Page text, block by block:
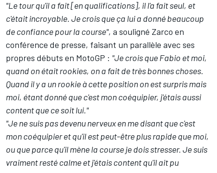
"Le tour qu'il a fait [en qualifications], il l'a fait seul, et
c'était incroyable. Je crois que ça lui a donné beaucoup
de confiance pour la course", a souligné Zarco en
conférence de presse, faisant un parallèle avec ses
propres débuts en MotoGP : "Je crois que Fabio et moi,
quand on était rookies, on a fait de très bonnes choses.
Quand il y a un rookie à cette position on est surpris mais
moi, étant donné que c'est mon coéquipier, j'étais aussi
content que ce soit lui."
"Je ne suis pas devenu nerveux en me disant que c'est
mon coéquipier et qu'il est peut-être plus rapide que moi,
ou que parce qu'il mène la course je dois stresser. Je suis
vraiment resté calme et j'étais content qu'il ait pu